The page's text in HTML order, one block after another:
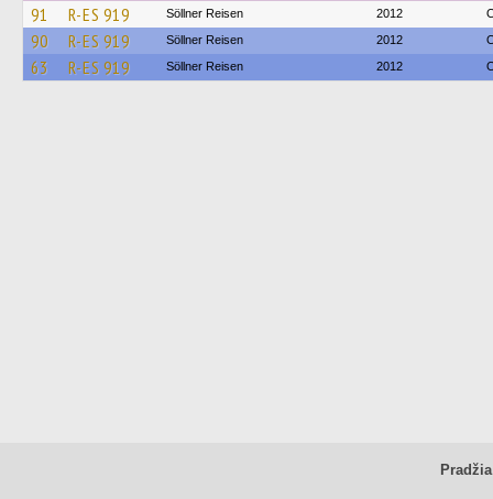
91 R-ES 919 Söllner Reisen 2012
90 R-ES 919 Söllner Reisen 2012
63 R-ES 919 Söllner Reisen 2012
Pradžia